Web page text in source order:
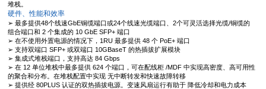
堆栈。
硬件、性能和效率
➢最多提供48个线速GbE铜缆端口或24个线速光缆端口、2个可灵活选择光缆/铜缆的
组合端口和 2 个集成的 10 GbE SFP+ 端口
➢在不使用外置电源的情况下，1RU 最多提供 48 个 PoE+ 端口
➢支持双端口 SFP+ 或双端口 10GBaseT 的热插拔扩展模块
➢集成式堆栈端口，支持高达 84 Gbps
➢在 12 单位堆栈中最多提供 624 个端口，可在配线柜 /MDF 中实现高密度、高可用性
的聚合和分布。在堆栈配置中实现 无中断转发和快速故障转移
➢提供经 80PLUS 认证的双热插拔电源。变速风扇运行有助于 降低冷却和电力成本